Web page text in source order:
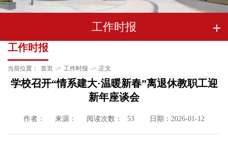
工作时报
工作时报
当前位置： 首页 -> 工作时报 -> 正文
学校召开“情系建大·温暖新春”离退休教职工迎
新年座谈会
作者： 来源： 阅读次数： 53 日期：2026-01-12